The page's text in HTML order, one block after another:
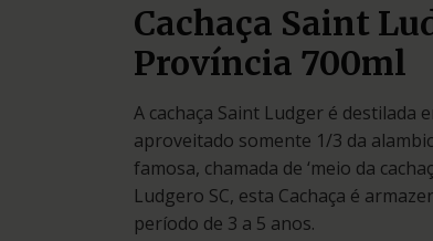
Cachaça Saint
Província 700ml
A cachaça Saint Ludger é destilada
aproveitado somente 1/3 da
famosa, chamada de ‘meio da
Ludgero SC, esta Cachaça é
período de 3 a 5 anos.